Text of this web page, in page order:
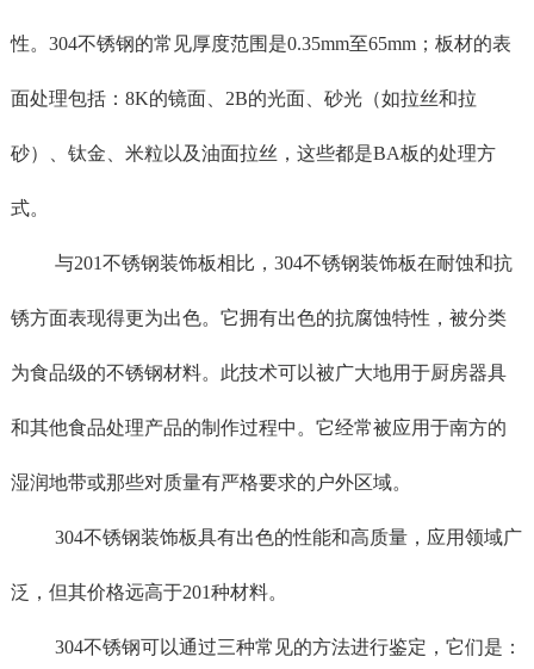
性。304不锈钢的常见厚度范围是0.35mm至65mm；板材的表
面处理包括：8K的镜面、2B的光面、砂光（如拉丝和拉
砂）、钛金、米粒以及油面拉丝，这些都是BA板的处理方
式。
与201不锈钢装饰板相比，304不锈钢装饰板在耐蚀和抗
锈方面表现得更为出色。它拥有出色的抗腐蚀特性，被分类
为食品级的不锈钢材料。此技术可以被广大地用于厨房器具
和其他食品处理产品的制作过程中。它经常被应用于南方的
湿润地带或那些对质量有严格要求的户外区域。
304不锈钢装饰板具有出色的性能和高质量，应用领域广
泛，但其价格远高于201种材料。
304不锈钢可以通过三种常见的方法进行鉴定，它们是：